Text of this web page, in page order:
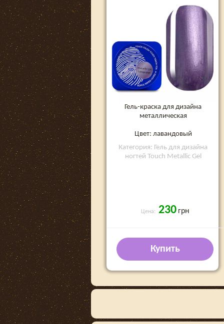
Гель-краска для дизайна
металлическая
Цвет: лавандовый
Категория: Гель для дизайна
ногтей Touch Metallic Gel
Цена: 230 грн
Купить